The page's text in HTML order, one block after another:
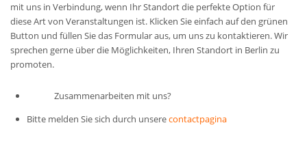
mit uns in Verbindung, wenn Ihr Standort die perfekte Option für
diese Art von Veranstaltungen ist. Klicken Sie einfach auf den grünen
Button und füllen Sie das Formular aus, um uns zu kontaktieren. Wir
sprechen gerne über die Möglichkeiten, Ihren Standort in Berlin zu
promoten.
Zusammenarbeiten mit uns?
Bitte melden Sie sich durch unserecontactpagina